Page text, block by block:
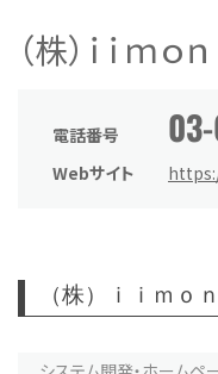
（株）ｉｉｍｏｎ
電話番号
Webサイト
（株）ｉｉｍｏ